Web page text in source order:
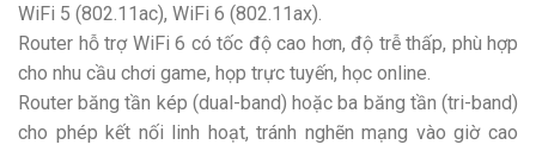
WiFi 5 (802.11ac), WiFi 6 (802.11ax).
Router hỗ trợ WiFi 6 có tốc độ cao hơn, độ trễ thấp, phù hợp
cho nhu cầu chơi game, họp trực tuyến, học online.
Router băng tần kép (dual-band) hoặc ba băng tần (tri-band)
cho phép kết nối linh hoạt, tránh nghẽn mạng vào giờ cao